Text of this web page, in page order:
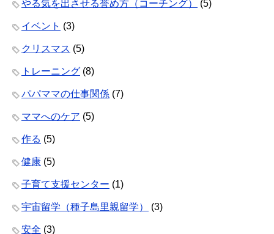
やる気を出させる誉め方（コーチング） (5)
イベント (3)
クリスマス (5)
トレーニング (8)
パパママの仕事関係 (7)
ママへのケア (5)
作る (5)
健康 (5)
子育て支援センター (1)
宇宙留学（種子島里親留学） (3)
安全 (3)